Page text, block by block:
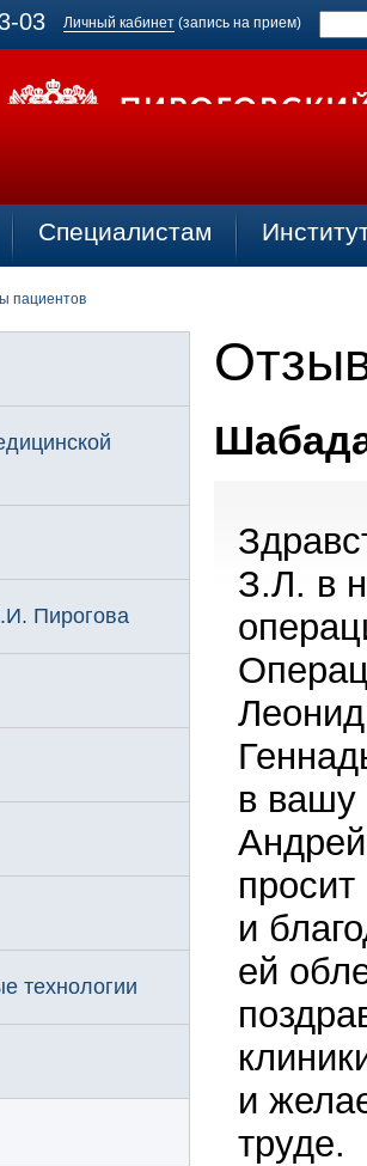
03 Личный кабинет (запись на прием)
Специалистам
пациентов
Пирогова
технологии
З.Л. в
в вашу
и
ей
и
труде.